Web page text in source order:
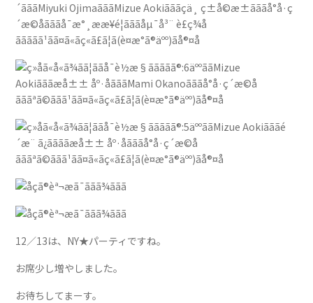
12／13は、NY★パーティですね。
お席少し増やしました。
お待ちしてまーす。